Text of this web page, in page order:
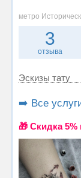
метро
3
отзыва
Эскизы тату
➡️ Все
🎁 Cкидка